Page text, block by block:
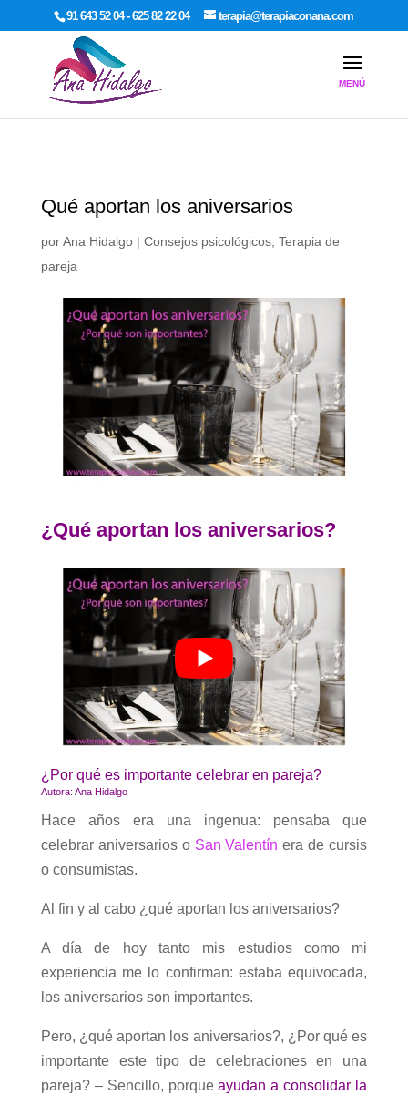
google-site-verification: google7dcda757e565a307.html
91 643 52 04 - 625 82 22 04 terapia@terapiaconana.com
Qué aportan los aniversarios
porAna Hidalgo| Consejos psicológicos, Terapia de
pareja
¿Qué aportan los aniversarios?
¿Por qué es importante celebrar en pareja?
Autora: Ana Hidalgo
Hace años era una ingenua: pensaba que
celebrar aniversarios o San Valentín era de cursis
o consumistas.
Al fin y al cabo ¿qué aportan los aniversarios?
A día de hoy tanto mis estudios como mi
experiencia me lo confirman: estaba equivocada,
los aniversarios son importantes.
Pero, ¿qué aportan los aniversarios?, ¿Por qué es
importante este tipo de celebraciones en una
pareja? – Sencillo, porqueayudan a consolidar la